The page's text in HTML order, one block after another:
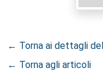
← Torna ai dettagli
← Torna agli articoli